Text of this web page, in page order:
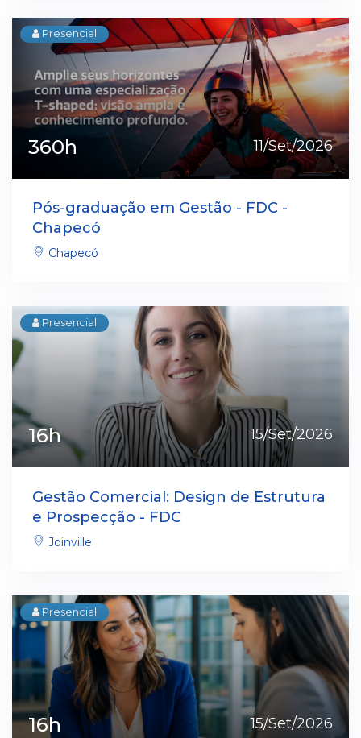
Presencial
360h 11/Set/2026
Pós-graduação em Gestão - FDC -
Chapecó
Chapecó
Presencial
16h 15/Set/2026
Gestão Comercial: Design de Estrutura
e Prospecção - FDC
Joinville
Presencial
16h 15/Set/2026